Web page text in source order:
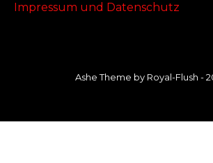
Impressum und Datenschutz
Ashe Theme by Royal-Flush -